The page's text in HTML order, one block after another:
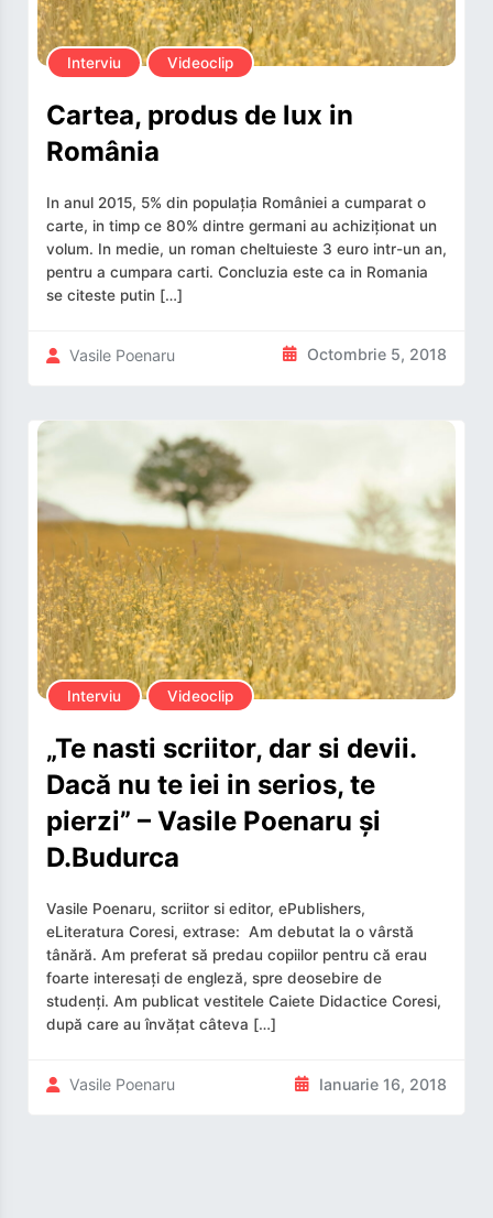
Interviu Videoclip
Cartea, produs de lux in
România
In anul 2015, 5% din populația României a cumparat o
carte, in timp ce 80% dintre germani au achiziționat un
volum. In medie, un roman cheltuieste 3 euro intr-un an,
pentru a cumpara carti. Concluzia este ca in Romania
se citeste putin […]
Vasile Poenaru Octombrie 5, 2018
Interviu Videoclip
„Te nasti scriitor, dar si devii.
Dacă nu te iei in serios, te
pierzi” – Vasile Poenaru și
D.Budurca
Vasile Poenaru, scriitor si editor, ePublishers,
eLiteratura Coresi, extrase: Am debutat la o vârstă
tânără. Am preferat să predau copiilor pentru că erau
foarte interesați de engleză, spre deosebire de
studenți. Am publicat vestitele Caiete Didactice Coresi,
după care au învățat câteva […]
Vasile Poenaru Ianuarie 16, 2018